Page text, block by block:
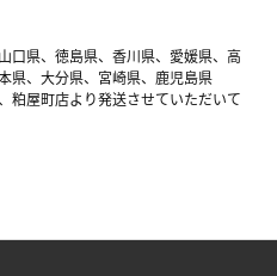
口県、徳島県、香川県、愛媛県、高
県、大分県、宮崎県、鹿児島県
粕屋町店より発送させていただいて